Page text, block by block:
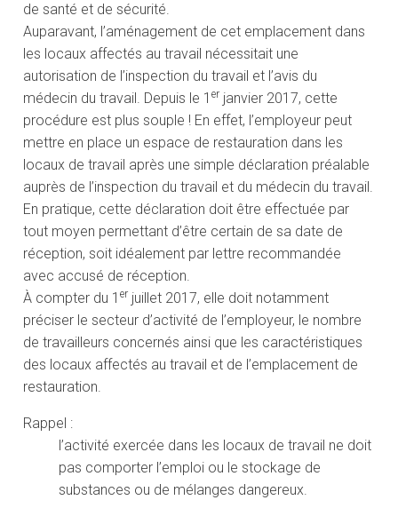
de santé et de sécurité.
Auparavant, l’aménagement de cet emplacement dans
les locaux affectés au travail nécessitait une
autorisation de l’inspection du travail et l’avis du
médecin du travail. Depuis le 1er janvier 2017, cette
procédure est plus souple ! En effet, l’employeur peut
mettre en place un espace de restauration dans les
locaux de travail après une simple déclaration préalable
auprès de l’inspection du travail et du médecin du travail.
En pratique, cette déclaration doit être effectuée par
tout moyen permettant d’être certain de sa date de
réception, soit idéalement par lettre recommandée
avec accusé de réception.
À compter du 1er juillet 2017, elle doit notamment
préciser le secteur d’activité de l’employeur, le nombre
de travailleurs concernés ainsi que les caractéristiques
des locaux affectés au travail et de l’emplacement de
restauration.
Rappel :
l’activité exercée dans les locaux de travail ne doit
pas comporter l’emploi ou le stockage de
substances ou de mélanges dangereux.